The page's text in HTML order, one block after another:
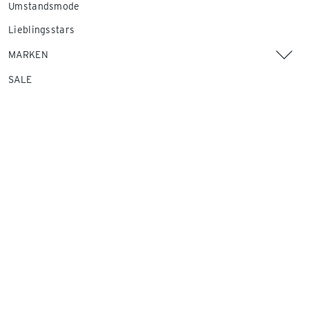
Umstandsmode
Lieblingsstars
MARKEN
SALE